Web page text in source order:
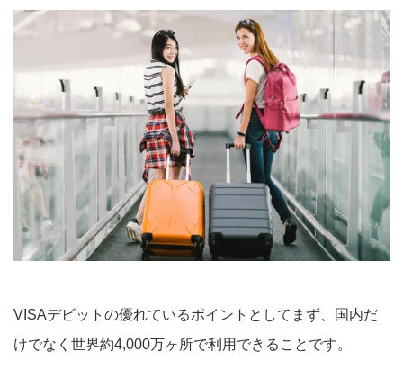
VISAデビットの優れているポイントとしてまず、国内だ
けでなく世界約4,000万ヶ所で利用できることです。